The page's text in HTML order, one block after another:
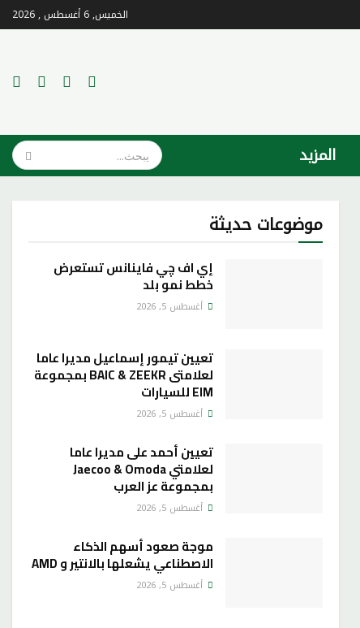
الخميس, 6 أغسطس , 2026
المزيد
موضوعات حديثة
إي اف چي فاينانس تستعرض
خطط نمو بلد
أغسطس 5, 2026
تعيين تيمور إسماعيل مديرا عاما
لعلامتى BAIC & ZEEKR بمجموعة
EIM للسيارات
أغسطس 5, 2026
تعيين أحمد على مديرا عاما
لعلامتي Jaecoo & Omoda
بمجموعة عز العرب
أغسطس 5, 2026
موجة صعود أسهم الذكاء
الاصطناعي يشعلها بالانتير و AMD
أغسطس 5, 2026